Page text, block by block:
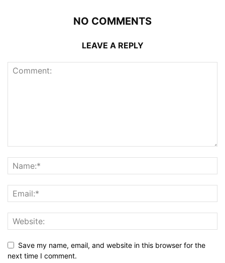
NO COMMENTS
LEAVE A REPLY
Save my name, email, and website in this browser for the
next time I comment.